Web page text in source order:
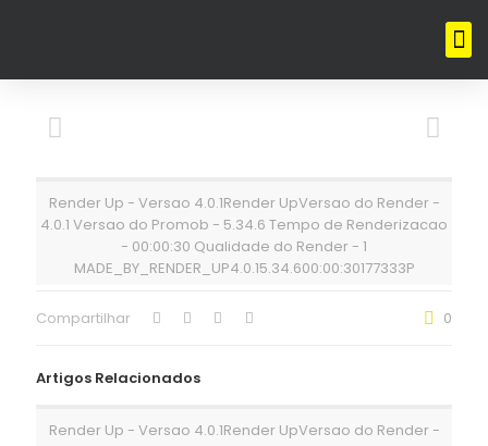
Render Up - Versao 4.0.1Render UpVersao do Render -
4.0.1 Versao do Promob - 5.34.6 Tempo de Renderizacao
- 00:00:30 Qualidade do Render - 1
MADE_BY_RENDER_UP4.0.15.34.600:00:30177333P
Compartilhar 0
Artigos Relacionados
Render Up - Versao 4.0.1Render UpVersao do Render -